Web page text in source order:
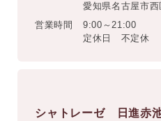
愛知県名古屋市
イオンタウン名西
営業時間
9:00～21:00
定休日 不定休
シャトレーゼ 日進赤